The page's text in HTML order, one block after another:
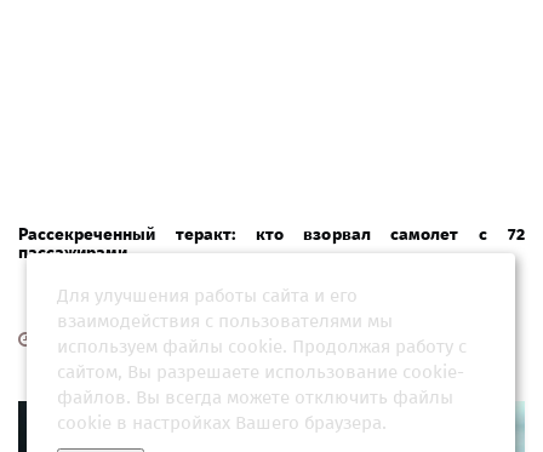
Рассекреченный теракт: кто взорвал самолет с 72
пассажирами
02 марта 2026, 02:37
Для улучшения работы сайта и его
взаимодействия с пользователями мы
используем файлы cookie. Продолжая работу с
сайтом, Вы разрешаете использование cookie-
файлов. Вы всегда можете отключить файлы
cookie в настройках Вашего браузера.